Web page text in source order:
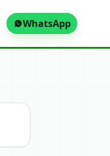
WhatsApp